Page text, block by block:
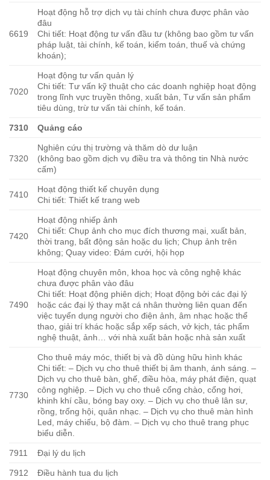
6619
Hoạt động hỗ trợ dịch vụ tài chính chưa được phân vào
đâu
Chi tiết: Hoạt động tư vấn đầu tư (không bao gồm tư vấn
pháp luật, tài chính, kế toán, kiểm toán, thuế và chứng
khoán);
7020
Hoạt động tư vấn quản lý
Chi tiết: Tư vấn kỹ thuật cho các doanh nghiệp hoạt động
trong lĩnh vực truyền thông, xuất bản, Tư vấn sản phẩm
tiêu dùng, trừ tư vấn tài chính, kế toán.
7310 Quảng cáo
7320
Nghiên cứu thị trường và thăm dò dư luận
(không bao gồm dịch vụ điều tra và thông tin Nhà nước
cấm)
7410
Hoạt động thiết kế chuyên dụng
Chi tiết: Thiết kế trang web
7420
Hoạt động nhiếp ảnh
Chi tiết: Chụp ảnh cho mục đích thương mại, xuất bản,
thời trang, bất động sản hoặc du lịch; Chụp ảnh trên
không; Quay video: Đám cưới, hội họp
7490
Hoạt động chuyên môn, khoa học và công nghệ khác
chưa được phân vào đâu
Chi tiết: Hoạt động phiên dịch; Hoạt động bởi các đại lý
hoặc các đại lý thay mặt cá nhân thường liên quan đến
việc tuyển dụng người cho điện ảnh, âm nhạc hoặc thể
thao, giải trí khác hoặc sắp xếp sách, vở kịch, tác phẩm
nghệ thuật, ảnh… với nhà xuất bản hoặc nhà sản xuất
7730
Cho thuê máy móc, thiết bị và đồ dùng hữu hình khác
Chi tiết: – Dịch vụ cho thuê thiết bị âm thanh, ánh sáng. –
Dịch vụ cho thuê bàn, ghế, điều hòa, máy phát điện, quạt
công nghiệp. – Dịch vụ cho thuê cổng chào, cổng hơi,
khinh khí cầu, bóng bay oxy. – Dịch vụ cho thuê lân sư,
rồng, trống hội, quân nhạc. – Dịch vụ cho thuê màn hình
Led, máy chiếu, bộ đàm. – Dịch vụ cho thuê trang phục
biểu diễn.
7911 Đại lý du lịch
7912 Điều hành tua du lịch